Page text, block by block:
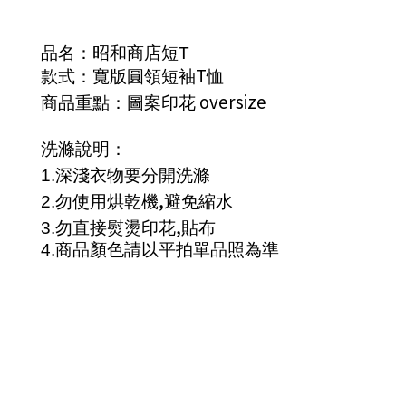
品名：昭和商店短T
款式：寬版圓領短袖T恤
商品重點：圖案印花 oversize
洗滌說明：
1.深淺衣物要分開洗滌
2.勿使用烘乾機,避免縮水
3.勿直接熨燙印花,貼布
4.商品顏色請以平拍單品照為準